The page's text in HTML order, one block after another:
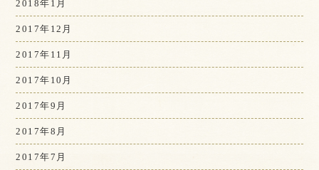
2018年1月
2017年12月
2017年11月
2017年10月
2017年9月
2017年8月
2017年7月